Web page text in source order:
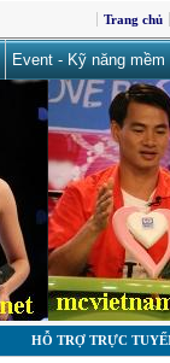
Trang chủ
Event - Kỹ năng mềm
HỖ TRỢ TRỰC